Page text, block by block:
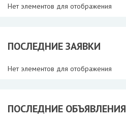
Нет элементов для отображения
ПОСЛЕДНИЕ ЗАЯВКИ
Нет элементов для отображения
ПОСЛЕДНИЕ ОБЪЯВЛЕНИЯ